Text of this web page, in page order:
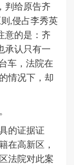
判给原告齐
,侵占李秀英
意的是：齐
承认只有一
车，法院在
情况下，却
的证据证
在高新区，
法院对此案